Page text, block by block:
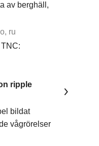
av berghäll,
ru
ripple
bildat
vågrörelser